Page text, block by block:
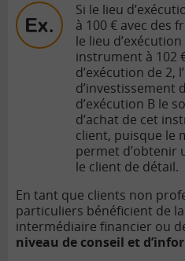
Si le lieu
à 100 € avec des
le lieu
instrument à 102
d’exécution de 2,
d’investissement
d’exécution B le
d’achat de cet
client, puisque le
permet d’obtenir
le client de détail.
En tant que clients non
particuliers bénéficient de
intermédiaire financier ou
niveau de conseil et